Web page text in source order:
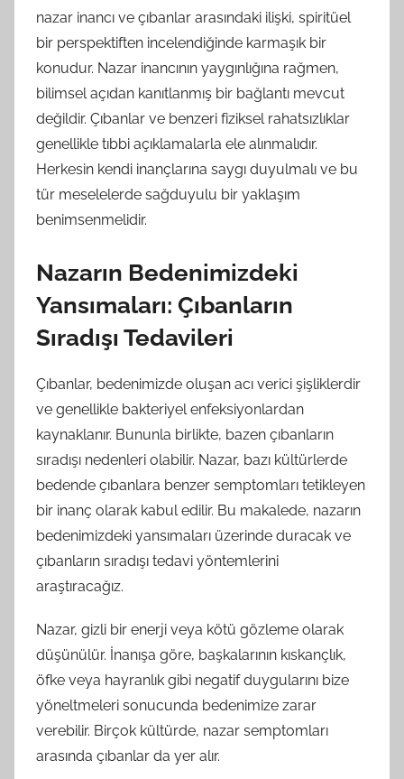
nazar inancı ve çıbanlar arasındaki ilişki, spiritüel
bir perspektiften incelendiğinde karmaşık bir
konudur. Nazar inancının yaygınlığına rağmen,
bilimsel açıdan kanıtlanmış bir bağlantı mevcut
değildir. Çıbanlar ve benzeri fiziksel rahatsızlıklar
genellikle tıbbi açıklamalarla ele alınmalıdır.
Herkesin kendi inançlarına saygı duyulmalı ve bu
tür meselelerde sağduyulu bir yaklaşım
benimsenmelidir.
Nazarın Bedenimizdeki
Yansımaları: Çıbanların
Sıradışı Tedavileri
Çıbanlar, bedenimizde oluşan acı verici şişliklerdir
ve genellikle bakteriyel enfeksiyonlardan
kaynaklanır. Bununla birlikte, bazen çıbanların
sıradışı nedenleri olabilir. Nazar, bazı kültürlerde
bedende çıbanlara benzer semptomları tetikleyen
bir inanç olarak kabul edilir. Bu makalede, nazarın
bedenimizdeki yansımaları üzerinde duracak ve
çıbanların sıradışı tedavi yöntemlerini
araştıracağız.
Nazar, gizli bir enerji veya kötü gözleme olarak
düşünülür. İnanışa göre, başkalarının kıskançlık,
öfke veya hayranlık gibi negatif duygularını bize
yöneltmeleri sonucunda bedenimize zarar
verebilir. Birçok kültürde, nazar semptomları
arasında çıbanlar da yer alır.